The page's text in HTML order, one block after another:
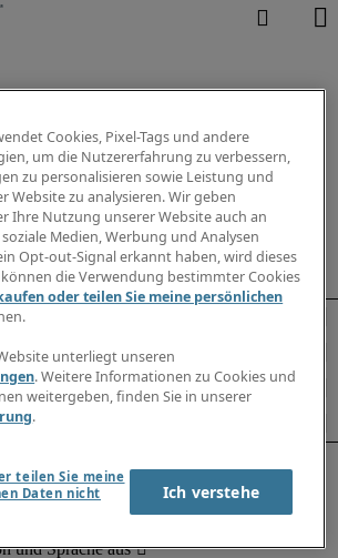
Cookies, Pixel-Tags und andere
um die Nutzererfahrung zu verbessern,
zu personalisieren sowie Leistung und
Website zu analysieren. Wir geben
Ihre Nutzung unserer Website auch an
Medien, Werbung und Analysen
Opt-out-Signal erkannt haben, wird dieses
die Verwendung bestimmter Cookies
oder teilen Sie meine persönlichen
unterliegt unseren
. Weitere Informationen zu Cookies und
weitergeben, finden Sie in unserer
.
teilen Sie meine
Daten nicht
Ich verstehe